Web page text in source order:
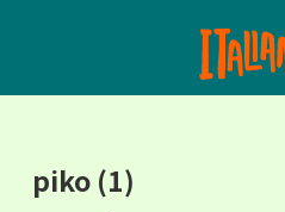
piko (1)